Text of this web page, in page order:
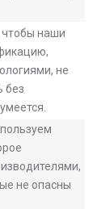
наши
не
без
не опасны